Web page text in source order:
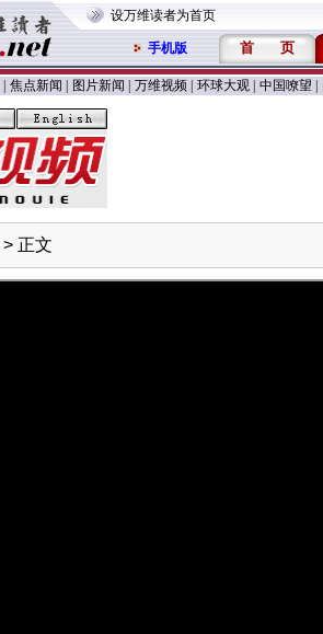
设万维读者为首页
手机版 首 页
焦点新闻 图片新闻 万维视频 环球大观 中国嘹望
> 正文